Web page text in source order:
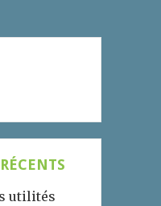
utilités